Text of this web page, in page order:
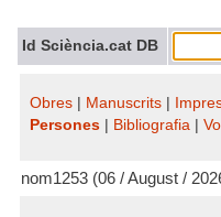
Id Sciència.cat DB
Obres Manuscrits
Persones
Bibliografia
nom1253 (06 / August /